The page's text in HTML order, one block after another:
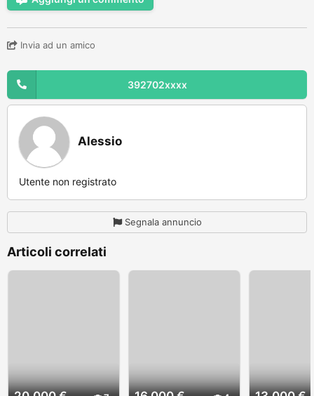
Invia ad un amico
392702xxxx
Alessio
Utente non registrato
Segnala annuncio
Articoli correlati